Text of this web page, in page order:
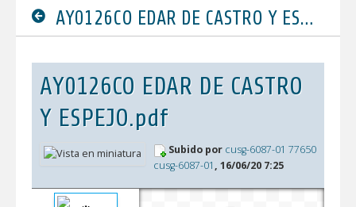
AY0126CO EDAR DE CASTRO Y ESPEJO.pdf
AY0126CO EDAR DE CASTRO
Y ESPEJO.pdf
Subido por cusg-6087-01 77650
cusg-6087-01 , 16/06/20 7:25